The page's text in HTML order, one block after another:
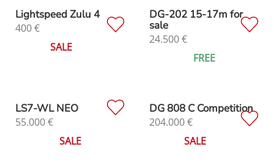
Lightspeed Zulu 4
400€
SALE
DG-202 15-17m for
sale
24.500€
FREE
LS7-WL NEO
55.000€
SALE
DG 808 C Competition
204.000€
SALE